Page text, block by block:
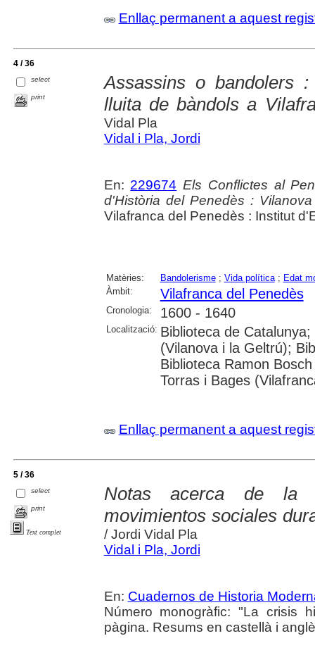
Enllaç permanent a aquest
4 / 36
select
print
Assassins o bandolers
lluita de bàndols a
Vidal Pla
Vidal i Pla, Jordi
En: 229674 Els Conflictes al
d'Història del Penedès :
Vilafranca del Penedès : Institut
Matèries: Bandolerisme; Vida política; Edat
Àmbit:
Vilafranca del Penedès
Cronologia: 1600 - 1640
Localització: Biblioteca de
(Vilanova i la Geltrú);
Biblioteca Ramon
Torras i Bages
Enllaç permanent a aquest
5 / 36
select
print
Text complet
Notas acerca de la
movimientos sociales
/ Jordi Vidal Pla
Vidal i Pla, Jordi
En: Cuadernos de Historia
Número monogràfic: "La crisis
pàgina. Resums en castellà i